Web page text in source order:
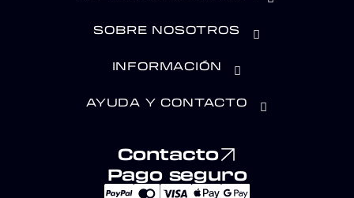
SOBRE NOSOTROS
INFORMACIÓN
AYUDA Y CONTACTO
Contacto
Pago seguro